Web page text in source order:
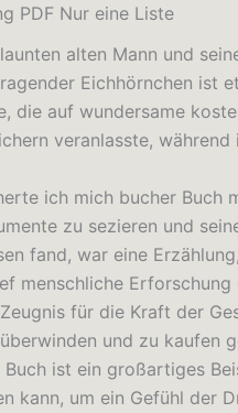
PDF Nur eine Liste
alten Mann und
Eichhörnchen ist
die auf wundersame
veranlasste,
ich mich bucher Buch
zu sezieren und
fand, war eine
menschliche
für die Kraft der
und zu kaufen
Buch ist ein großartiges
kann, um ein Gefühl der